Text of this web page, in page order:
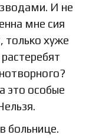
И не
мне сия
только хуже
это особые
больнице.